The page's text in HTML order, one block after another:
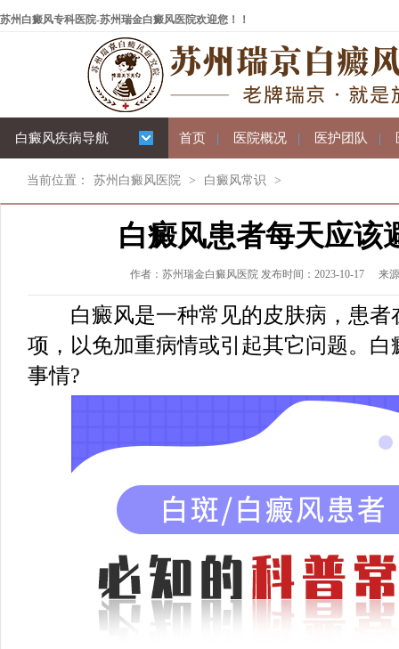
苏州白癜风专科医院-苏州瑞金白癜风医院欢迎您！！
白癜风疾病导航 首页 | 医院概况 | 医护团队 |
当前位置： 苏州白癜风医院 > 白癜风常识 >
白癜风患者每天应该
作者：苏州瑞金白癜风医院 发布时间：2023-10-17 来
白癜风是一种常见的皮肤病，患者
项，以免加重病情或引起其它问题。
事情?